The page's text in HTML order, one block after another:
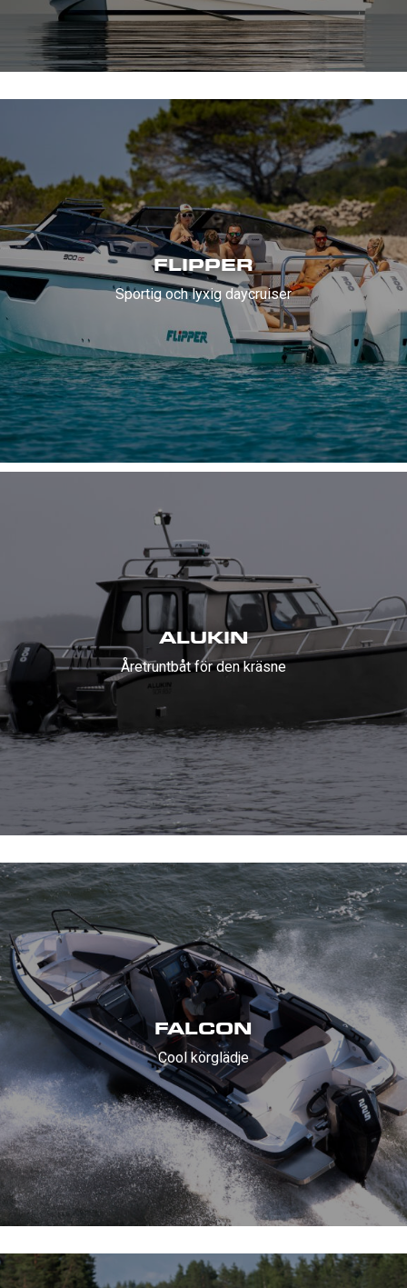
FLIPPER
Sportig och lyxig daycruiser
ALUKIN
Åretruntbåt för den kräsne
FALCON
Cool körglädje